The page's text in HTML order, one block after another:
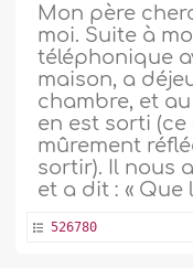
Mon père
moi. Suite à
téléphonique
maison, a
chambre, et
en est sorti
mûrement
sortir). Il nous
et a dit : « Que
526780